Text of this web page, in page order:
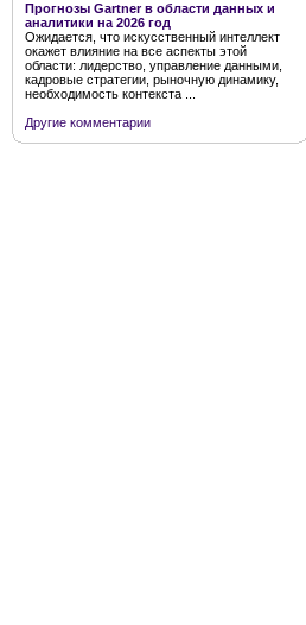
Прогнозы Gartner в области данных и
аналитики на 2026 год
Ожидается, что искусственный интеллект
окажет влияние на все аспекты этой
области: лидерство, управление данными,
кадровые стратегии, рыночную динамику,
необходимость контекста ...
Другие комментарии